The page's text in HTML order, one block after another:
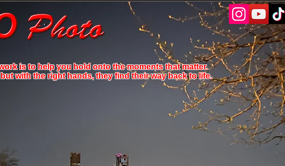
is to help you hold onto the moments that matter.
with the right hands, they find their way back to life.